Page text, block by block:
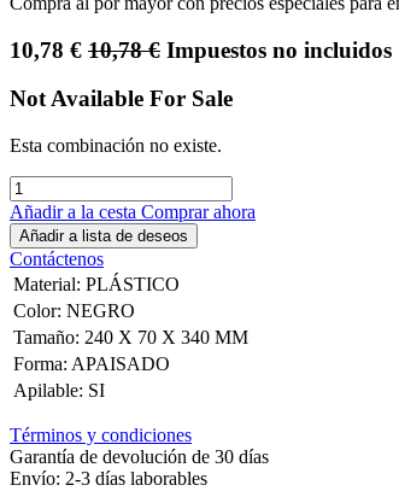
10,78 € 10,78€ Impuestos no incluidos
Not Available For Sale
Esta combinación no existe.
Añadir a la cesta Comprar ahora
Añadir a lista de deseos
Contáctenos
Material: PLÁSTICO
Color: NEGRO
Tamaño: 240 X 70 X 340 MM
Forma: APAISADO
Apilable: SI
Términos y condiciones
Garantía de devolución de 30 días
Envío: 2-3 días laborables